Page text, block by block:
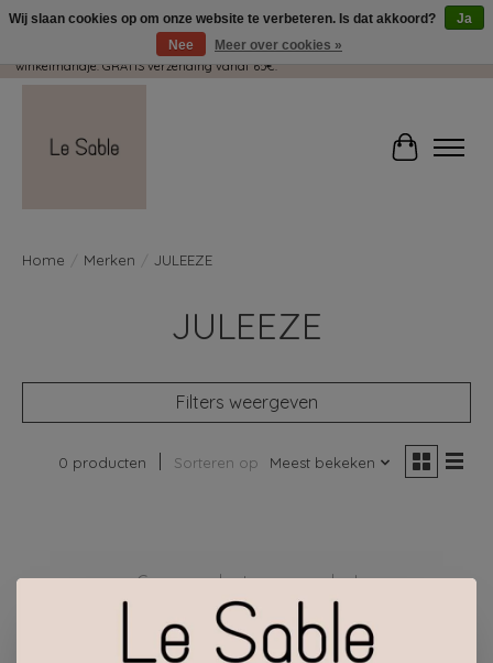
Wij pakken met plezier jouw kadootjes GRATIS in! Duid dit zeker aan in je
winkelmandje. GRATIS verzending vanaf 65€.
Home Merken JULEEZE
JULEEZE
Filters weergeven
0 producten Sorteren op Meest bekeken
Geen producten gevonden!
Wij slaan cookies op om onze website te verbeteren. Is dat akkoord?
Ja
Nee
Meer over cookies »